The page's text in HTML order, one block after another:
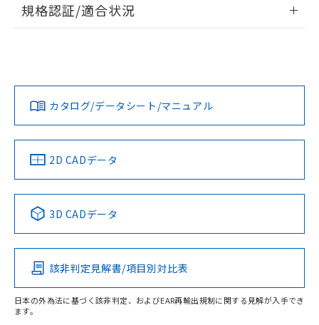
ログイン/会員登録
ダウンロードデータをご利用いただく前に、以下を必ずお読
みください。
ソフトウェアの使用条件
EU RoHS 注意事項・凡例
対応済み
中国 RoHS 注意事項・凡例
Pb Hg Cd Cr(VI)
O
規格認証/適合状況
LR型式承認
（イギリス
船舶規格）
DNV型式承認
（ノルウェー
BV型式承認
（フランス
KR型式
（韓国
No No No No
この製品の規格認証/適合状況ページへ
その他の認証はこちらのページからご検索ください
カタログ/データシート/マニュアル
2D CADデータ
3D CADデータ
該非判定見解書/項目別対比表
日本の外為法に基づく該非判定、およびEAR再輸出規制に関する見解が入手でき
ます。